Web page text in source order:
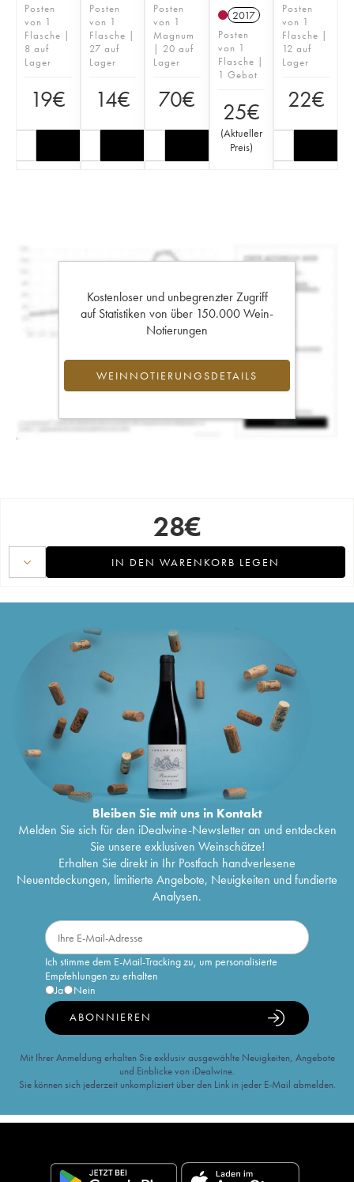
Posten
von 1
Flasche |
8 auf
Lager
19€
Posten
von 1
Flasche |
27 auf
Lager
14€
Posten
von 1
Magnum
| 20 auf
Lager
70€
2017
Posten
von 1
Flasche |
1 Gebot
25€
(Aktueller
Preis)
Posten
von 1
Flasche |
12 auf
Lager
22€
Kostenloser und unbegrenzter Zugriff
auf Statistiken von über 150.000 Wein-
Notierungen
WEINNOTIERUNGSDETAILS
28€
IN DEN WARENKORB LEGEN
Bleiben Sie mit uns in Kontakt
Melden Sie sich für den iDealwine-Newsletter an und entdecken
Sie unsere exklusiven Weinschätze!
Erhalten Sie direkt in Ihr Postfach handverlesene
Neuentdeckungen, limitierte Angebote, Neuigkeiten und fundierte
Analysen.
Ich stimme dem E-Mail-Tracking zu, um personalisierte
Empfehlungen zu erhalten
Ja
Nein
ABONNIEREN
Mit Ihrer Anmeldung erhalten Sie exklusiv ausgewählte Neuigkeiten, Angebote
und Einblicke von iDealwine.
Sie können sich jederzeit unkompliziert über den Link in jeder E-Mail abmelden.